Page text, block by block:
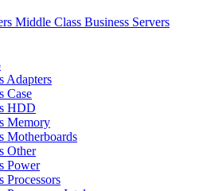
Middle Class Business Servers
Adapters
Case
HDD
Memory
Motherboards
Other
Power
Processors